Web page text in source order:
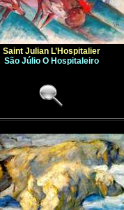
Saint Julian L’Hospitalier
São Júlio O Hospitaleiro